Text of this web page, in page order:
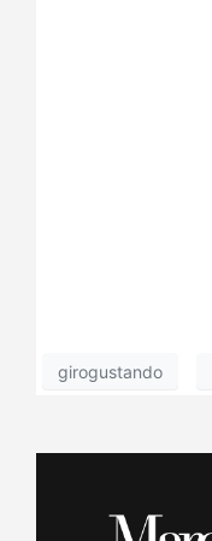
girogustando